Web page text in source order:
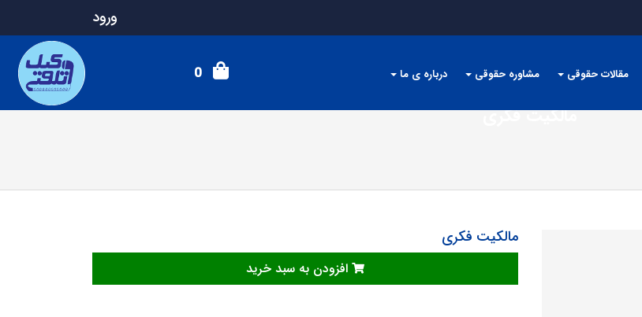
ورود
مقالات حقوقی مشاوره حقوقی درباره ی ما 0
مالکیت فکری
مالکیت فکری
افزودن به سبد خرید